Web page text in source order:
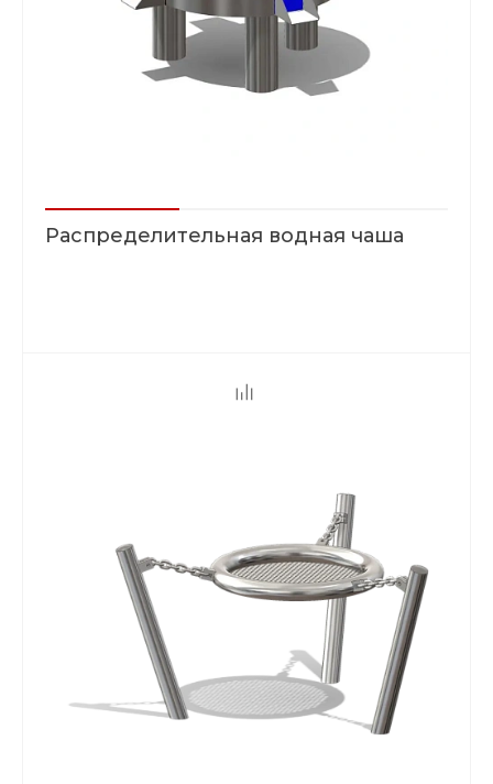
Распределительная водная чаша